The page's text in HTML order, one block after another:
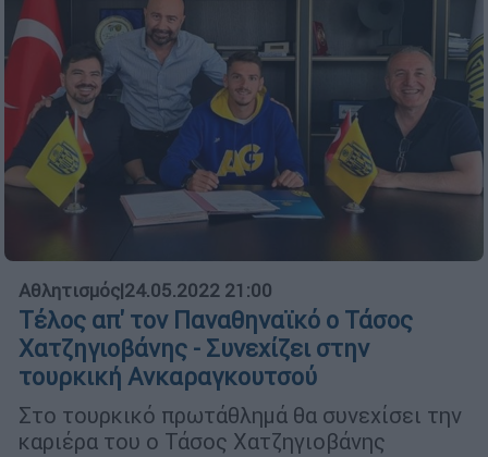
Αθλητισμός|24.05.2022 21:00
Τέλος απ' τον Παναθηναϊκό ο Τάσος
Χατζηγιοβάνης - Συνεχίζει στην
τουρκική Ανκαραγκουτσού
Στο τουρκικό πρωτάθλημά θα συνεχίσει την
καριέρα του ο Τάσος Χατζηγιοβάνης